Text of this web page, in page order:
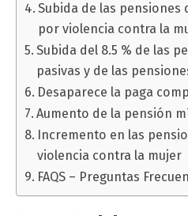
Subida de las pensiones
por violencia contra la
Subida del 8.5 % de las
pasivas y de las
Desaparece la paga
Aumento de la pensión
Incremento en las
violencia contra la mujer
FAQS – Preguntas